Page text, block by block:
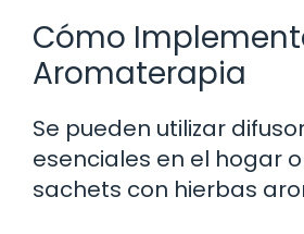
Cómo
Aromaterapia
Se pueden utilizar
esenciales en el hogar
sachets con hierbas